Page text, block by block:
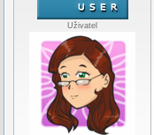
Uživatel